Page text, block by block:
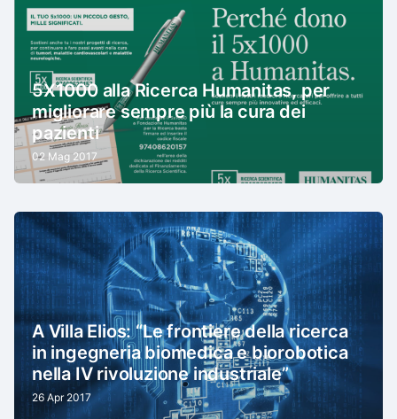
5X1000 alla Ricerca Humanitas, per
migliorare sempre più la cura dei
pazienti
02 Mag 2017
A Villa Elios: “Le frontiere della ricerca
in ingegneria biomedica e biorobotica
nella IV rivoluzione industriale”
26 Apr 2017